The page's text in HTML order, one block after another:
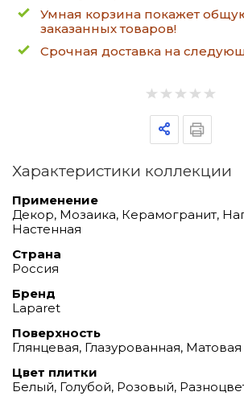
Умная корзина покажет
заказанных товаров!
Срочная доставка на
Характеристики коллекции
Применение
Декор, Мозаика, Керамогранит,
Настенная
Страна
Россия
Бренд
Laparet
Поверхность
Глянцевая, Глазурованная, Матовая
Цвет плитки
Белый, Голубой, Розовый,